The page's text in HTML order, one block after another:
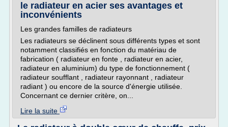
le radiateur en acier ses avantages et
inconvénients
Les grandes familles de radiateurs
Les radiateurs se déclinent sous différents types et sont
notamment classifiés en fonction du matériau de
fabrication ( radiateur en fonte , radiateur en acier,
radiateur en aluminium) du type de fonctionnement (
radiateur soufflant , radiateur rayonnant , radiateur
radiant ) ou encore de la source d'énergie utilisée.
Concernant ce dernier critère, on...
Lire la suite